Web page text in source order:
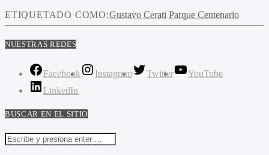
ETIQUETADO COMO:Gustavo Cerati Parque Centenario
NUESTRAS REDES
Facebook Instagram Twitter
YouTube
LinkedIn
BUSCAR EN EL SITIO